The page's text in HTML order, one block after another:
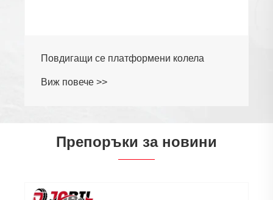
Повдигащи се платформени колела
Виж повече >>
Препоръки за новини